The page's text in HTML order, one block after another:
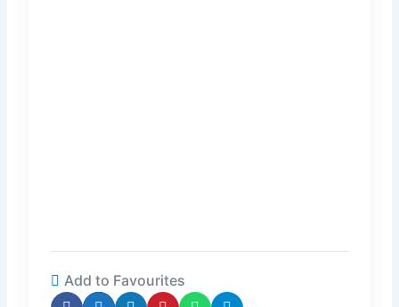
Add to Favourites